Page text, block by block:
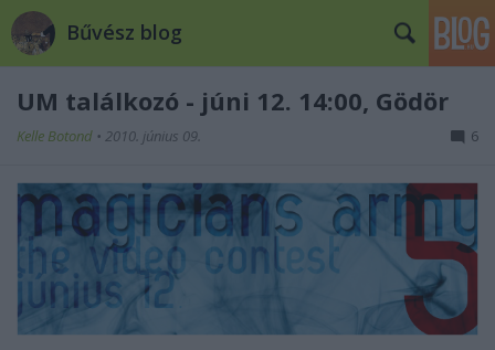
Bűvész blog
UM találkozó - júni 12. 14:00, Gödör
Kelle Botond • 2010. június 09. 6